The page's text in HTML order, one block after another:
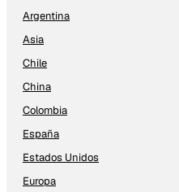
Argentina
Asia
Chile
China
Colombia
España
Estados Unidos
Europa